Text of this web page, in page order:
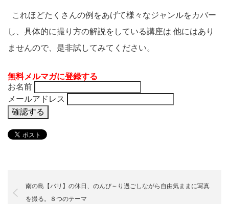
これほどたくさんの例をあげて様々なジャンルをカバー
し、具体的に撮り方の解説をしている講座は 他にはあり
ませんので、是非試してみてください。
無料メルマガに登録する
お名前
メールアドレス
南の島【バリ】の休日、のんび～り過ごしながら自由気ままに写真
を撮る。８つのテーマ